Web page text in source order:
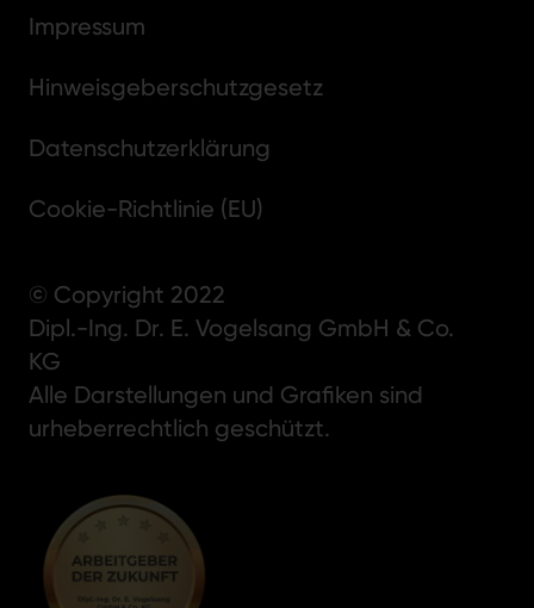
Impressum
Hinweisgeberschutzgesetz
Datenschutzerklärung
Cookie-Richtlinie (EU)
© Copyright 2022
Dipl.-Ing. Dr. E. Vogelsang GmbH & Co.
KG
Alle Darstellungen und Grafiken sind
urheberrechtlich geschützt.